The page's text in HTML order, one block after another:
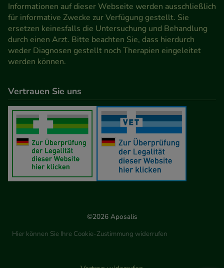
Informationen auf dieser Webseite werden ausschließlich
für informative Zwecke zur Verfügung gestellt. Sie
ersetzen keinesfalls die Untersuchung und Behandlung
durch einen Arzt. Bitte beachten Sie, dass hierdurch
weder Diagnosen gestellt noch Therapien eingeleitet
werden können.
Vertrauen Sie uns
©2026 Aposalis
Hier können Sie Ihre Cookie-Zustimmung widerrufen